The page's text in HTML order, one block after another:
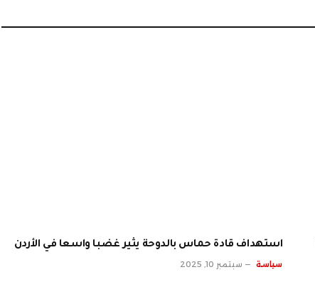
استهداف قادة حماس بالدوحة يثير غضبا واسعا في الأردن
سياسة سبتمبر 10, 2025